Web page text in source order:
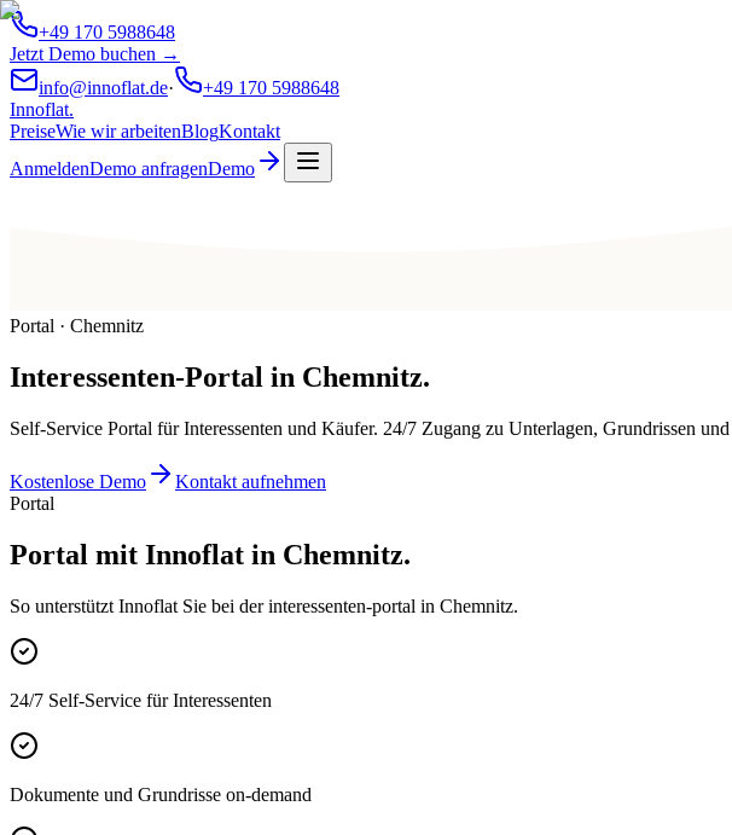
+49 170 5988648
Jetzt Demo buchen →
info@innoflat.de·
+49 170 5988648
Innoflat.
PreiseWie wir arbeitenBlogKontakt
AnmeldenDemo anfragenDemo
Portal · Chemnitz
Interessenten-Portal in Chemnitz.
Self-Service Portal für Interessenten und Käufer. 24/7 Zugang zu Unterlagen, Grundrissen
Kostenlose Demo
Kontakt aufnehmen
Portal
Portal mit Innoflat in Chemnitz.
So unterstützt Innoflat Sie bei der interessenten-portal in Chemnitz.
24/7 Self-Service für Interessenten
Dokumente und Grundrisse on-demand